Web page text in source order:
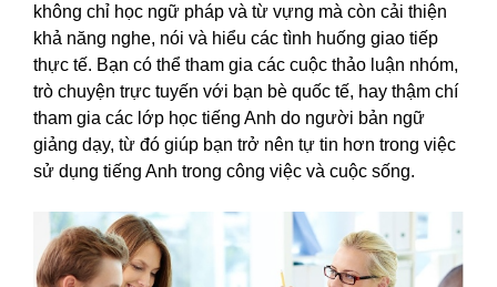
không chỉ học ngữ pháp và từ vựng mà còn cải thiện
khả năng nghe, nói và hiểu các tình huống giao tiếp
thực tế. Bạn có thể tham gia các cuộc thảo luận nhóm,
trò chuyện trực tuyến với bạn bè quốc tế, hay thậm chí
tham gia các lớp học tiếng Anh do người bản ngữ
giảng dạy, từ đó giúp bạn trở nên tự tin hơn trong việc
sử dụng tiếng Anh trong công việc và cuộc sống.